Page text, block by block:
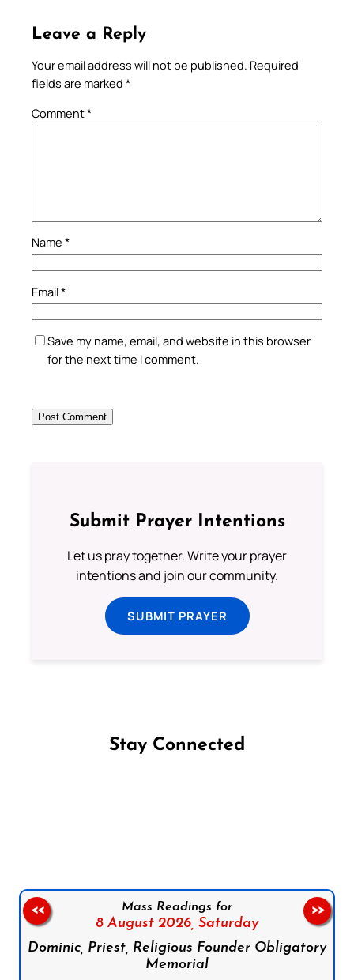
Leave a Reply
Your email address will not be published. Required
fields are marked *
Comment*
Name *
Email*
Save my name, email, and website in this browser
for the next time I comment.
Submit Prayer Intentions
Let us pray together. Write your prayer
intentions and join our community.
SUBMIT PRAYER
Stay Connected
Mass Readings for
8 August 2026, Saturday
Dominic, Priest, Religious Founder Obligatory
Memorial
<< >>